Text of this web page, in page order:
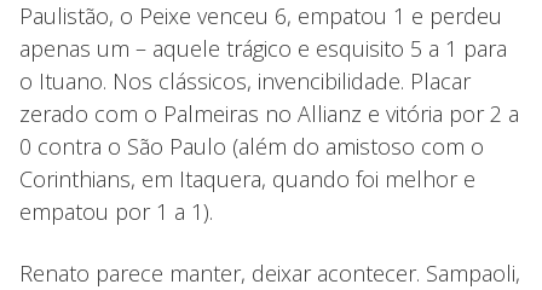
Paulistão, o Peixe venceu 6, empatou 1 e perdeu
apenas um – aquele trágico e esquisito 5 a 1 para
o Ituano. Nos clássicos, invencibilidade. Placar
zerado com o Palmeiras no Allianz e vitória por 2 a
0 contra o São Paulo (além do amistoso com o
Corinthians, em Itaquera, quando foi melhor e
empatou por 1 a 1).
Renato parece manter, deixar acontecer. Sampaoli,